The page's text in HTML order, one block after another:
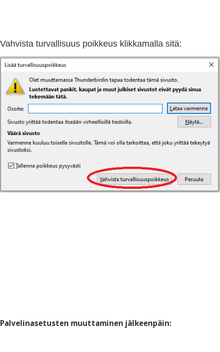
Vahvista turvallisuus poikkeus klikkamalla sitä:
Palvelinasetusten muuttaminen jälkeenpäin: